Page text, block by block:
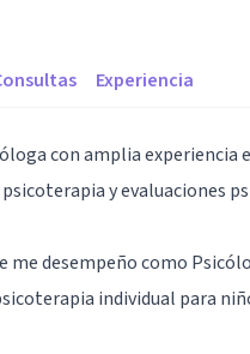
Experiencia
con amplia experiencia
y evaluaciones
me desempeño como
individual para